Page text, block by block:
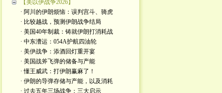
【美以伊战争2026】
· 阿川的伊朗烦恼：误判宫斗、骑虎
· 比较越战，预测伊朗战争结局
· 美国40年制裁：铸就伊朗打消耗战
· 中东漕运：054A护航四油轮
· 美伊战争：添酒回灯重开宴
· 美国战斧飞弹的储备与产能
· 懂王威武：打伊朗赢麻了！
· 伊朗的导弹存储与产能，以及消耗
· 过去五年三场战争：三大启示